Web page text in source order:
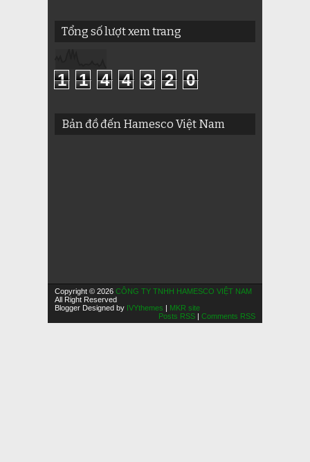
Tổng số lượt xem trang
1 1 4 4 3 2 0
Bản đồ đến Hamesco Việt Nam
Copyright © 2026 CÔNG TY TNHH HAMESCO VIỆT NAM
All Right Reserved
Blogger Designed by IVYthemes | MKR site
Posts RSS | Comments RSS